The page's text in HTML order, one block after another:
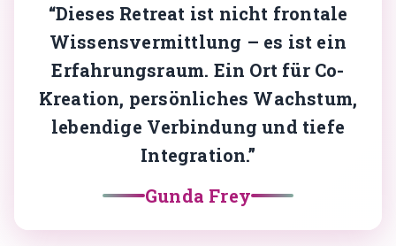
Expertenfinder
Unsere Partner
🗓️ Alle Veranstaltungen
“Dieses Retreat ist nicht frontale
Wissensvermittlung – es ist ein
Erfahrungsraum. Ein Ort für Co-
Kreation, persönliches Wachstum,
lebendige Verbindung und tiefe
Integration.”
Gunda Frey